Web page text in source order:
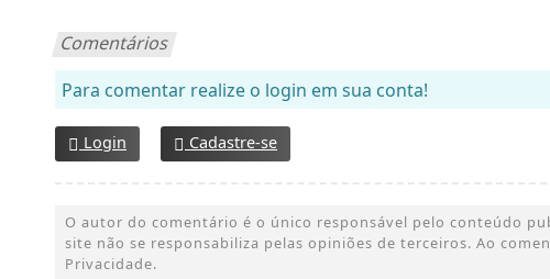
Comentários
Para comentar realize o login em sua conta!
Login Cadastre-se
O autor do comentário é o único responsável pelo conteúdo
site não se responsabiliza pelas opiniões de terceiros. Ao
Privacidade.